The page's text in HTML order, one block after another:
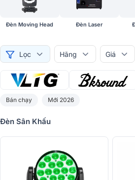
Đèn Moving Head Đèn Laser
Lọc Hãng Giá
Bán chạy Mới 2026
Đèn Sân Khấu